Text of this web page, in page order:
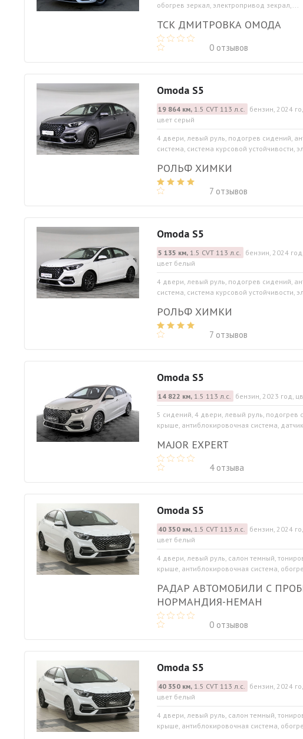
обогрев зеркал, электропривод зекрал,...
ТСК ДМИТРОВКА ОМОДА
0 отзывов
Omoda S5
19 864 км,1.5 CVT 113 л.с. бензин, 2024
цвет серый
4 двери, левый руль, подогрев сидений,
система, система курсовой устойчивости,
РОЛЬФ ХИМКИ
7 отзывов
Omoda S5
5 135 км,1.5 CVT 113 л.с. бензин, 2024
цвет белый
4 двери, левый руль, подогрев сидений,
система, система курсовой устойчивости,
РОЛЬФ ХИМКИ
7 отзывов
Omoda S5
14 822 км,1.5 113 л.с. бензин, 2023 год,
5 сидений, 4 двери, левый руль, подогрев
крыше, антиблокировочная система,
MAJOR EXPERT
4 отзыва
Omoda S5
40 350 км,1.5 CVT 113 л.с. бензин, 2024
цвет белый
4 двери, левый руль, салон темный,
крыше, антиблокировочная система,
РАДАР АВТОМОБИЛИ С
НОРМАНДИЯ-НЕМАН
0 отзывов
Omoda S5
40 350 км,1.5 CVT 113 л.с. бензин, 2024
цвет белый
4 двери, левый руль, салон темный,
крыше, антиблокировочная система,